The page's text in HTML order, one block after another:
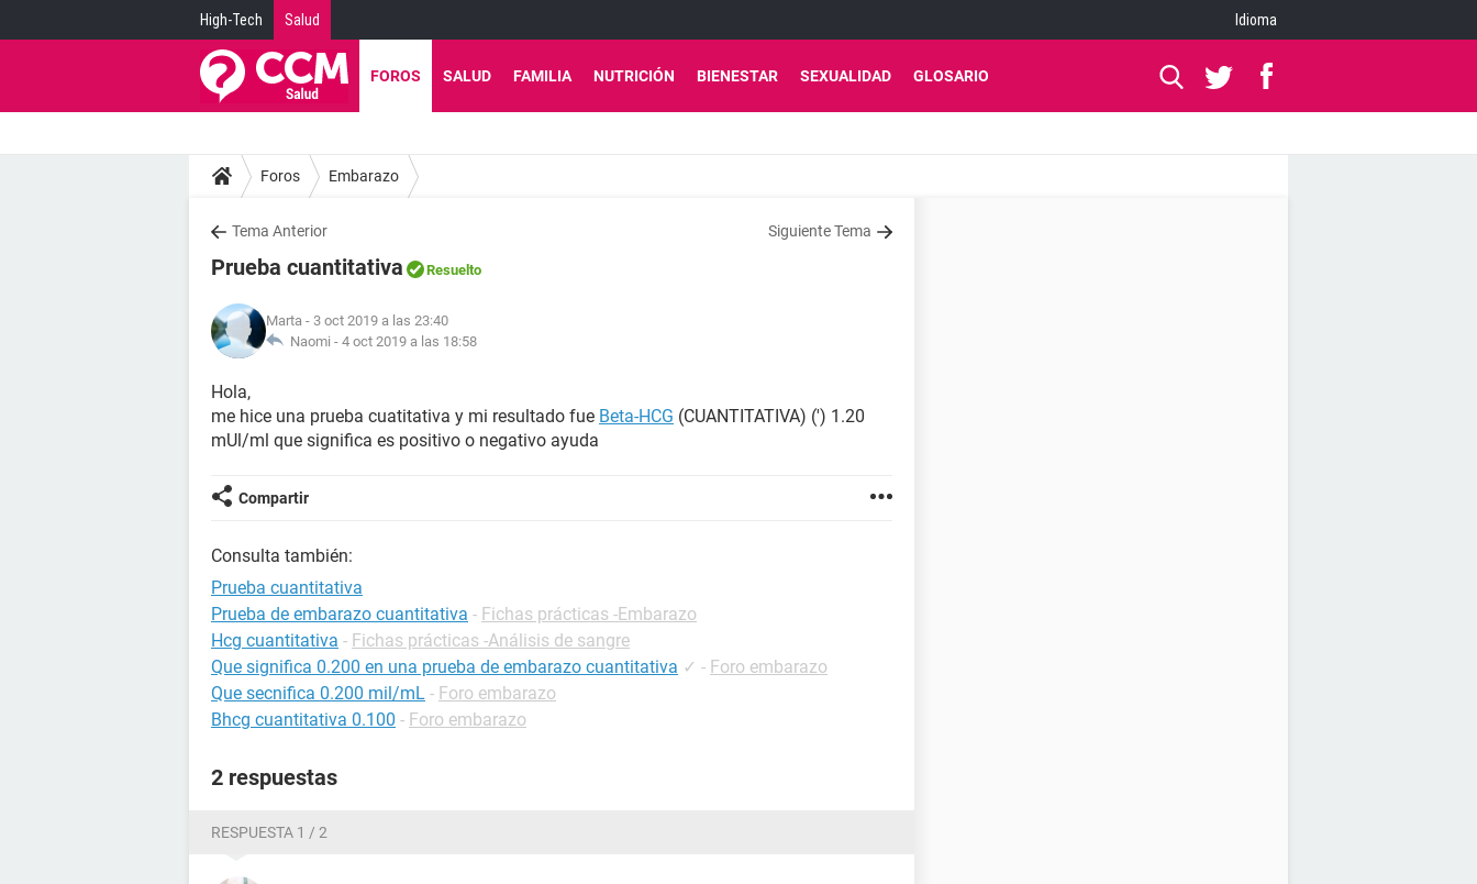
High-Tech Salud Idioma
FOROS SALUD FAMILIA NUTRICIÓN BIENESTAR SEXUALIDAD GLOSARIO
Foros Embarazo
Tema Anterior Siguiente Tema
Prueba cuantitativa Resuelto
Marta - 3 oct 2019 a las 23:40
Naomi - 4 oct 2019 a las 18:58
Hola,
me hice una prueba cuatitativa y mi resultado fue Beta-HCG (CUANTITATIVA) (') 1.20
mUl/ml que significa es positivo o negativo ayuda
Compartir
Consulta también:
Prueba cuantitativa
Prueba de embarazo cuantitativa - Fichas prácticas -Embarazo
Hcg cuantitativa - Fichas prácticas -Análisis de sangre
Que significa 0.200 en una prueba de embarazo cuantitativa ✓ - Foro embarazo
Que secnifica 0.200 mil/mL - Foro embarazo
Bhcg cuantitativa 0.100 - Foro embarazo
2 respuestas
RESPUESTA 1 / 2